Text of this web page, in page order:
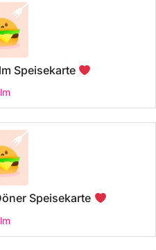
Speisekarte
Speisekarte